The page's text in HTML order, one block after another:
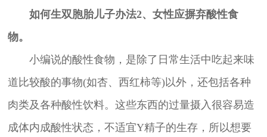
如何生双胞胎儿子办法2、女性应摒弃酸性食
物。
小编说的酸性食物，是除了日常生活中吃起来味
道比较酸的事物(如杏、西红柿等)以外，还包括各种
肉类及各种酸性饮料。这些东西的过量摄入很容易造
成体内成酸性状态，不适宜Y精子的生存，所以想要